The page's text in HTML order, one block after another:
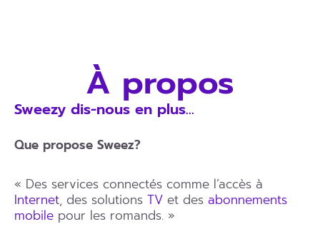
À propos
Sweezy dis-nous en plus…
Que propose Sweez?
« Des services connectés comme l’accès à
Internet, des solutions TV et des abonnements
mobile pour les romands. »